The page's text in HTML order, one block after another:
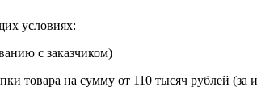
условиях:
с заказчиком)
товара на сумму от 110 тысяч рублей